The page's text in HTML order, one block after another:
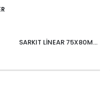
SARKIT LİNEAR 75X80MM OVALIUM 30W 4000 LM MT